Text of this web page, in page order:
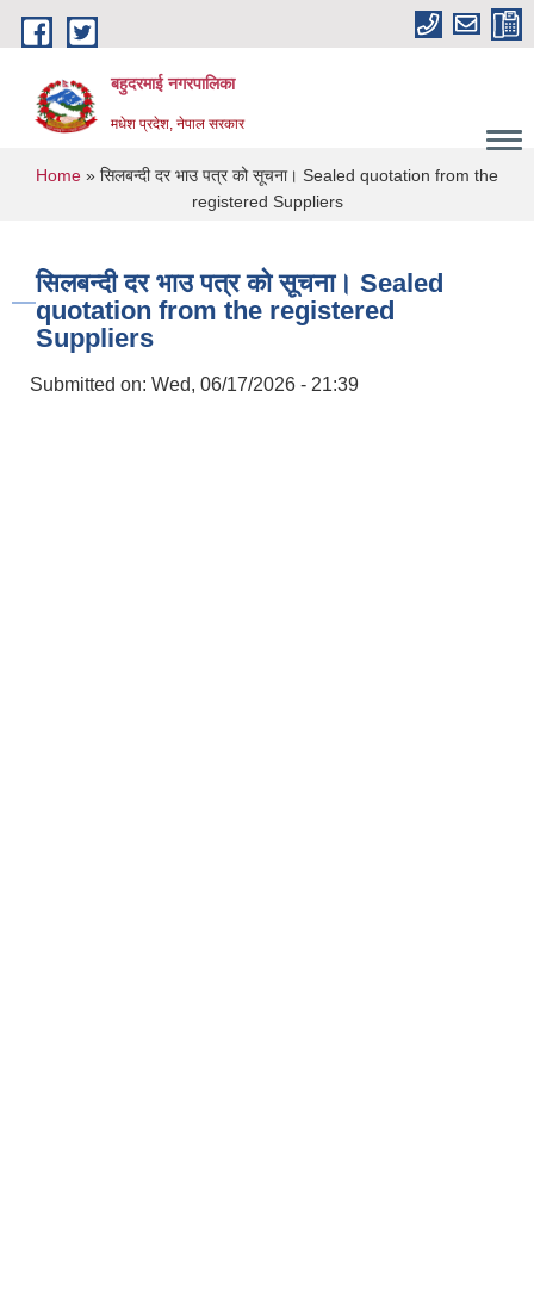
Skip to main content
बहुदरमाई नगरपालिका
मधेश प्रदेश, नेपाल सरकार
You are here
Home » सिलबन्दी दर भाउ पत्र को सूचना। Sealed quotation from the
registered Suppliers
सिलबन्दी दर भाउ पत्र को सूचना। Sealed
quotation from the registered
Suppliers
Submitted on: Wed, 06/17/2026 - 21:39